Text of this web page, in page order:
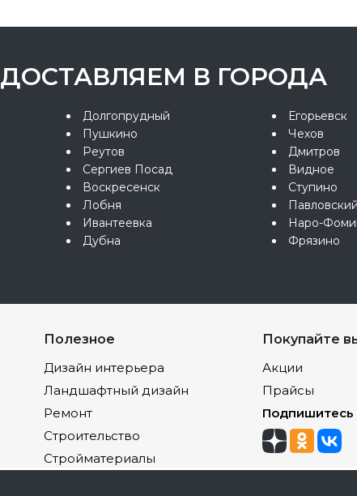
ДОСТАВЛЯЕМ В ГОРОДА
Долгопрудный
Пушкино
Реутов
Сергиев Посад
Воскресенск
Лобня
Ивантеевка
Дубна
Егорьевск
Чехов
Дмитров
Видное
Ступино
Наро-
Фрязино
Полезное
Дизайн интерьера
Ландшафтный дизайн
Ремонт
Строительство
Стройматериалы
Покупайте
Акции
Прайсы
Подпишитесь